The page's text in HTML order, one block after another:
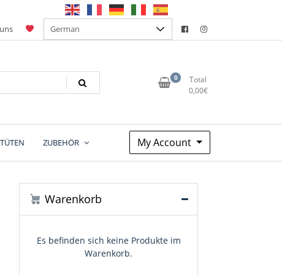
0
Total
0,00€
ZUBEHÖR My Account
Warenkorb
Es befinden sich keine Produkte im
Warenkorb.